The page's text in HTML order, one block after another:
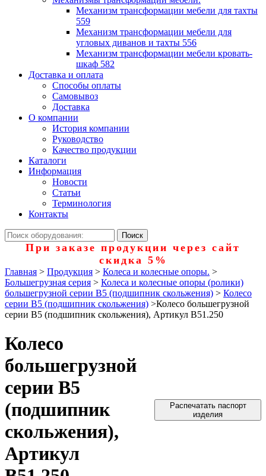
Механизм трансформации мебели для тахты
559
Механизм трансформации мебели для
угловых диванов и тахты 556
Механизм трансформации мебели кровать-
шкаф 582
Доставка и оплата
Способы оплаты
Самовывоз
Доставка
О компании
История компании
Руководство
Качество продукции
Каталоги
Информация
Новости
Статьи
Терминология
Контакты
При заказе продукции через сайт
скидка 5%
Главная > Продукция > Колеса и колесные опоры. >
Большегрузная серия > Колеса и колесные опоры (ролики)
большегрузной серии В5 (подшипник скольжения) > Колесо
серии B5 (подшипник скольжения) >Колесо большегрузной
серии B5 (подшипник скольжения), Артикул B51.250
Колесо
большегрузной
серии B5
(подшипник
скольжения),
Артикул
Распечатать паспорт
изделия